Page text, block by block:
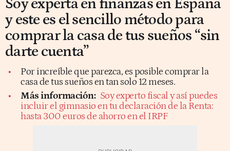
Soy experta en finanzas en España
y este es el sencillo método para
comprar la casa de tus sueños “sin
darte cuenta”
Por increíble que parezca, es posible comprar la
casa de tus sueños en tan solo 12 meses.
Más información: Soy experto fiscal y así puedes
incluir el gimnasio en tu declaración de la Renta:
hasta 300 euros de ahorro en el IRPF